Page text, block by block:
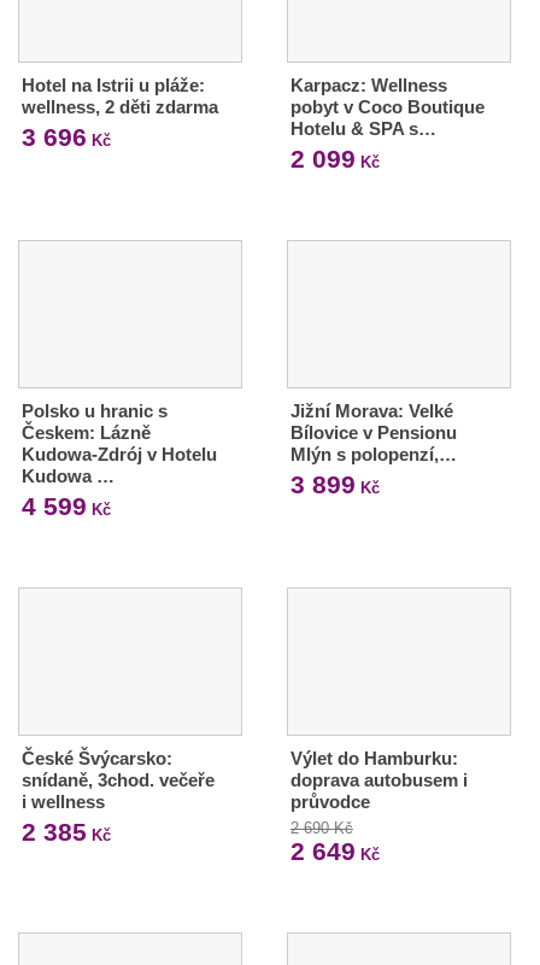
Hotel na Istrii u pláže:
wellness, 2 děti zdarma
3 696 Kč
Karpacz: Wellness
pobyt v Coco Boutique
Hotelu & SPA s…
2 099 Kč
Polsko u hranic s
Českem: Lázně
Kudowa-Zdrój v Hotelu
Kudowa …
4 599 Kč
Jižní Morava: Velké
Bílovice v Pensionu
Mlýn s polopenzí,…
3 899 Kč
České Švýcarsko:
snídaně, 3chod. večeře
i wellness
2 385 Kč
Výlet do Hamburku:
doprava autobusem i
průvodce
2 690 Kč
2 649 Kč